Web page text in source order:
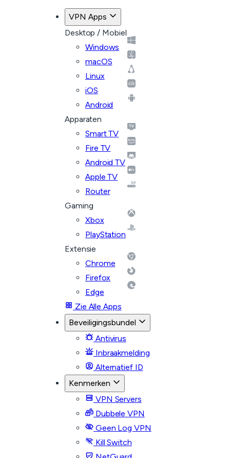
VPN Apps
Desktop / Mobiel
Windows
macOS
Linux
iOS
Android
Apparaten
Smart TV
Fire TV
Android TV
Apple TV
Router
Gaming
Xbox
PlayStation
Extensie
Chrome
Firefox
Edge
Zie Alle Apps
Beveiligingsbundel
Antivirus
Inbraakmelding
Alternatief ID
Kenmerken
VPN Servers
Dubbele VPN
Geen Log VPN
Kill Switch